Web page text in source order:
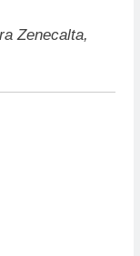
Zenecalta,